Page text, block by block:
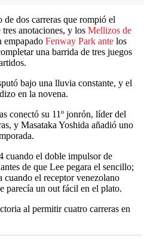
dos carreras que rompió el
tres anotaciones, y los Mellizos de
empapado Fenway Park ante los
una barrida de tres juegos
bajo una lluvia constante, y el
en la novena.
conectó su 11º jonrón, líder del
y Masataka Yoshida añadió uno
cuando el doble impulsor de
de que Lee pegara el sencillo;
cuando el receptor venezolano
parecía un out fácil en el plato.
al permitir cuatro carreras en